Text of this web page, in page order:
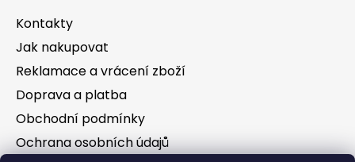
Kontakty
Jak nakupovat
Reklamace a vrácení zboží
Doprava a platba
Obchodní podmínky
Ochrana osobních údajů